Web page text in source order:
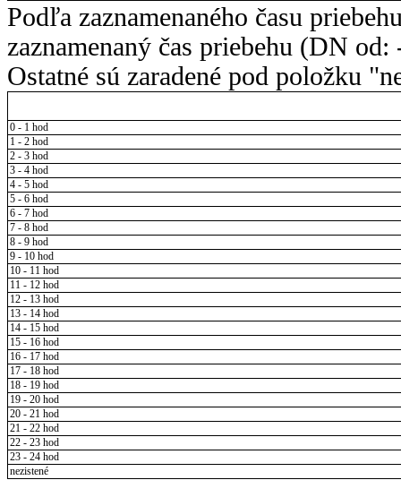
Podľa zaznamenaného času
zaznamenaný čas priebehu (DN
Ostatné sú zaradené pod položku
0 - 1 hod
1 - 2 hod
2 - 3 hod
3 - 4 hod
4 - 5 hod
5 - 6 hod
6 - 7 hod
7 - 8 hod
8 - 9 hod
9 - 10 hod
10 - 11 hod
11 - 12 hod
12 - 13 hod
13 - 14 hod
14 - 15 hod
15 - 16 hod
16 - 17 hod
17 - 18 hod
18 - 19 hod
19 - 20 hod
20 - 21 hod
21 - 22 hod
22 - 23 hod
23 - 24 hod
nezistené